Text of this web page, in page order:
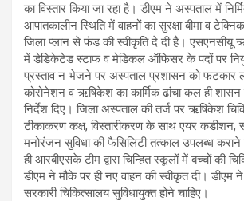
का विस्तार किया जा रहा है। डीएम ने अस्पताल में
आपातकालीन स्थिति में वाहनों का सुरक्षा बीमा व
जिला प्लान से फंड की स्वीकृति दे दी है। एसएनसीयू
में डेडिकेटेड स्टाफ व मेडिकल ऑफिसर के पदों पर
प्रस्ताव न भेजने पर अस्पताल प्रशासन को फटकार
कोरोनेशन व ऋषिकेश का कार्मिक ढांचा कल ही
निर्देश दिए। जिला अस्पताल की तर्ज पर ऋषिकेश
टीकाकरण कक्ष, विस्तारीकरण के साथ एयर कडीशन,
मनोरंजन सुविधा की फैसिलिटी तत्काल उपलब्ध कराने
ही आरबीएसके टीम द्वारा चिन्हित स्कूलों में बच्चों की
डीएम ने मौके पर ही नए वाहन की स्वीकृत दी।
सरकारी चिकित्सालय सुविधायुक्त होने चाहिए।